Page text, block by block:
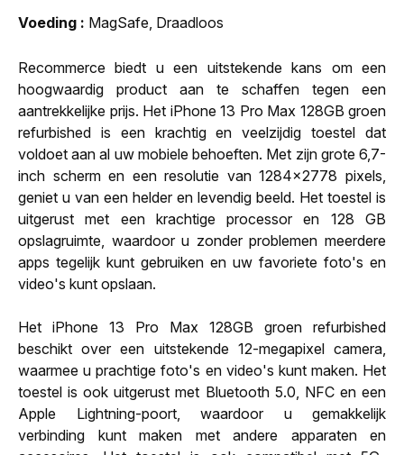
Voeding
MagSafe, Draadloos
Recommerce biedt u een uitstekende kans om een
hoogwaardig product aan te schaffen tegen een
aantrekkelijke prijs. Het iPhone 13 Pro Max 128GB groen
refurbished is een krachtig en veelzijdig toestel dat
voldoet aan al uw mobiele behoeften. Met zijn grote 6,7-
inch scherm en een resolutie van 1284x2778 pixels,
geniet u van een helder en levendig beeld. Het toestel is
uitgerust met een krachtige processor en 128 GB
opslagruimte, waardoor u zonder problemen meerdere
apps tegelijk kunt gebruiken en uw favoriete foto's en
video's kunt opslaan.
Het iPhone 13 Pro Max 128GB groen refurbished
beschikt over een uitstekende 12-megapixel camera,
waarmee u prachtige foto's en video's kunt maken. Het
toestel is ook uitgerust met Bluetooth 5.0, NFC en een
Apple Lightning-poort, waardoor u gemakkelijk
verbinding kunt maken met andere apparaten en